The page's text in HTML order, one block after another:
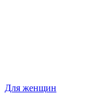
Для женщин